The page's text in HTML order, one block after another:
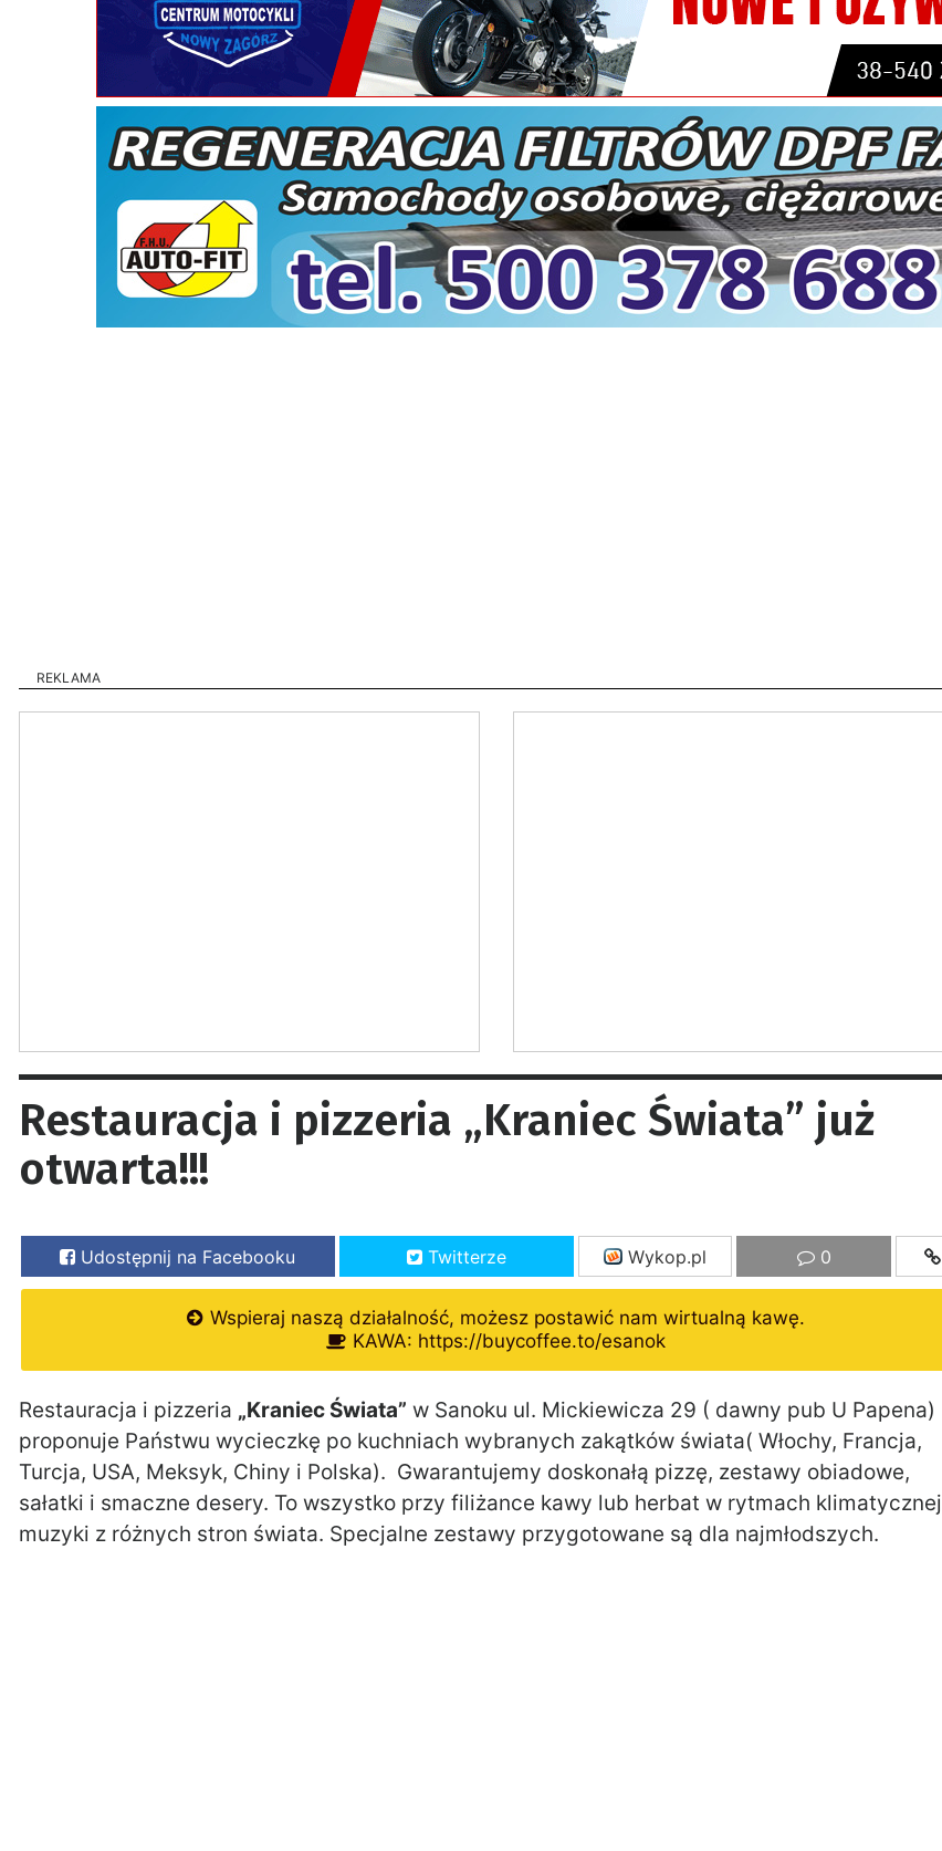
REKLAMA
Restauracja i pizzeria „Kraniec Świata” już
otwarta!!!
Udostępnij na Facebooku Twitterze Wykop.pl 0
Wspieraj naszą działalność, możesz postawić nam wirtualną kawę.
KAWA: https://buycoffee.to/esanok
Restauracja i pizzeria „Kraniec Świata” w Sanoku ul. Mickiewicza 29 ( dawny pub U Papena)
proponuje Państwu wycieczkę po kuchniach wybranych zakątków świata( Włochy, Francja,
Turcja, USA, Meksyk, Chiny i Polska). Gwarantujemy doskonałą pizzę, zestawy obiadowe,
sałatki i smaczne desery. To wszystko przy filiżance kawy lub herbat w rytmach klimatycznej
muzyki z różnych stron świata. Specjalne zestawy przygotowane są dla najmłodszych.